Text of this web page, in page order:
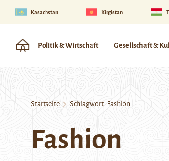
Kasachstan Kirgistan
Politik & Wirtschaft Gesellschaft &
Startseite Schlagwort: Fashion
Fashion